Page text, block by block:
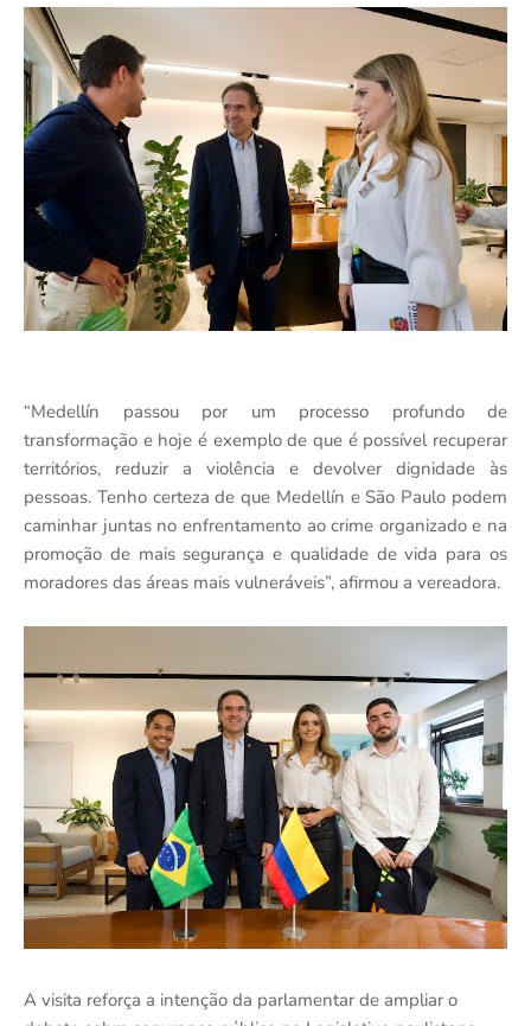
“Medellín passou por um processo profundo de
transformação e hoje é exemplo de que é possível recuperar
territórios, reduzir a violência e devolver dignidade às
pessoas. Tenho certeza de que Medellín e São Paulo podem
caminhar juntas no enfrentamento ao crime organizado e na
promoção de mais segurança e qualidade de vida para os
moradores das áreas mais vulneráveis”, afirmou a vereadora.
A visita reforça a intenção da parlamentar de ampliar o